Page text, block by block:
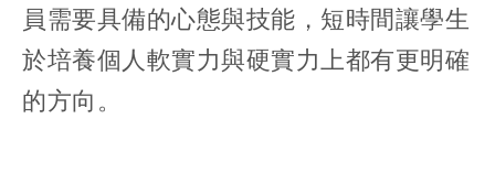
員需要具備的心態與技能，短時間讓學生
於培養個人軟實力與硬實力上都有更明確
的方向。